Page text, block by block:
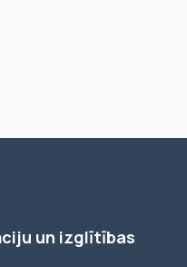
un izglītības